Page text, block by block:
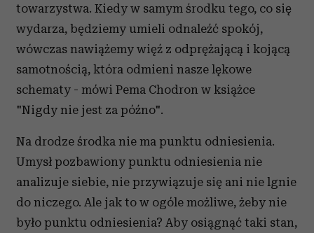
towarzystwa. Kiedy w samym środku tego, co się
wydarza, będziemy umieli odnaleźć spokój,
wówczas nawiążemy więź z odprężającą i kojącą
samotnością, która odmieni nasze lękowe
schematy - mówi Pema Chodron w książce
"Nigdy nie jest za późno".
Na drodze środka nie ma punktu odniesienia.
Umysł pozbawiony punktu odniesienia nie
analizuje siebie, nie przywiązuje się ani nie lgnie
do niczego. Ale jak to w ogóle możliwe, żeby nie
było punktu odniesienia? Aby osiągnąć taki stan,